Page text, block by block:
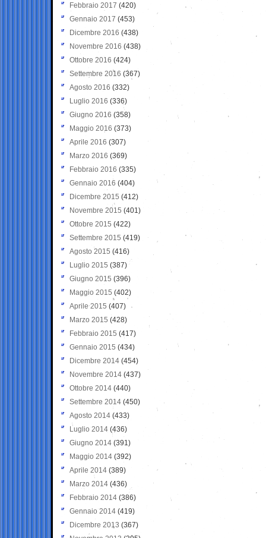
Febbraio 2017 (420)
Gennaio 2017 (453)
Dicembre 2016 (438)
Novembre 2016 (438)
Ottobre 2016 (424)
Settembre 2016 (367)
Agosto 2016 (332)
Luglio 2016 (336)
Giugno 2016 (358)
Maggio 2016 (373)
Aprile 2016 (307)
Marzo 2016 (369)
Febbraio 2016 (335)
Gennaio 2016 (404)
Dicembre 2015 (412)
Novembre 2015 (401)
Ottobre 2015 (422)
Settembre 2015 (419)
Agosto 2015 (416)
Luglio 2015 (387)
Giugno 2015 (396)
Maggio 2015 (402)
Aprile 2015 (407)
Marzo 2015 (428)
Febbraio 2015 (417)
Gennaio 2015 (434)
Dicembre 2014 (454)
Novembre 2014 (437)
Ottobre 2014 (440)
Settembre 2014 (450)
Agosto 2014 (433)
Luglio 2014 (436)
Giugno 2014 (391)
Maggio 2014 (392)
Aprile 2014 (389)
Marzo 2014 (436)
Febbraio 2014 (386)
Gennaio 2014 (419)
Dicembre 2013 (367)